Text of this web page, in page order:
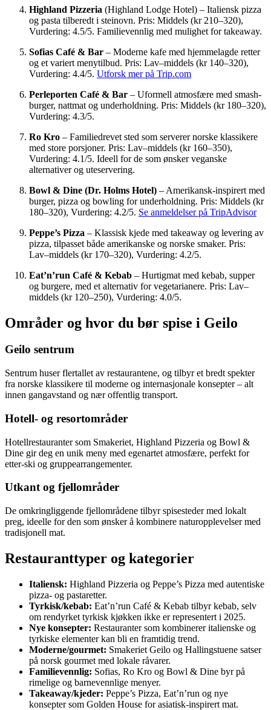
Highland Pizzeria (Highland Lodge Hotel) – Italiensk pizza
og pasta tilberedt i steinovn. Pris: Middels (kr 210–320),
Vurdering: 4.5/5. Familievennlig med mulighet for takeaway.
Sofias Café & Bar – Moderne kafe med hjemmelagde retter
og et variert menytilbud. Pris: Lav–middels (kr 140–320),
Vurdering: 4.4/5. Utforsk mer på Trip.com
Perleporten Café & Bar – Uformell atmosfære med smash-
burger, nattmat og underholdning. Pris: Middels (kr 180–320),
Vurdering: 4.3/5.
Ro Kro – Familiedrevet sted som serverer norske klassikere
med store porsjoner. Pris: Lav–middels (kr 160–350),
Vurdering: 4.1/5. Ideell for de som ønsker veganske
alternativer og uteservering.
Bowl & Dine (Dr. Holms Hotel) – Amerikansk-inspirert med
burger, pizza og bowling for underholdning. Pris: Middels (kr
180–320), Vurdering: 4.2/5. Se anmeldelser på TripAdvisor
Peppe’s Pizza – Klassisk kjede med takeaway og levering av
pizza, tilpasset både amerikanske og norske smaker. Pris:
Lav–middels (kr 170–320), Vurdering: 4.2/5.
Eat’n’run Café & Kebab – Hurtigmat med kebab, supper
og burgere, med et alternativ for vegetarianere. Pris: Lav–
middels (kr 120–250), Vurdering: 4.0/5.
Områder og hvor du bør spise i Geilo
Geilo sentrum
Sentrum huser flertallet av restaurantene, og tilbyr et bredt spekter
fra norske klassikere til moderne og internasjonale konsepter – alt
innen gangavstand og nær offentlig transport.
Hotell- og resortområder
Hotellrestauranter som Smakeriet, Highland Pizzeria og Bowl &
Dine gir deg en unik meny med egenartet atmosfære, perfekt for
etter-ski og gruppearrangementer.
Utkant og fjellområder
De omkringliggende fjellområdene tilbyr spisesteder med lokalt
preg, ideelle for den som ønsker å kombinere naturopplevelser med
tradisjonell mat.
Restauranttyper og kategorier
Italiensk: Highland Pizzeria og Peppe’s Pizza med autentiske
pizza- og pastaretter.
Tyrkisk/kebab: Eat’n’run Café & Kebab tilbyr kebab, selv
om rendyrket tyrkisk kjøkken ikke er representert i 2025.
Nye konsepter: Restauranter som kombinerer italienske og
tyrkiske elementer kan bli en framtidig trend.
Moderne/gourmet: Smakeriet Geilo og Hallingstuene satser
på norsk gourmet med lokale råvarer.
Familievennlig: Sofias, Ro Kro og Bowl & Dine byr på
rimelige og barnevennlige menyer.
Takeaway/kjeder: Peppe’s Pizza, Eat’n’run og nye
konsepter som Golden House for asiatisk-inspirert mat.